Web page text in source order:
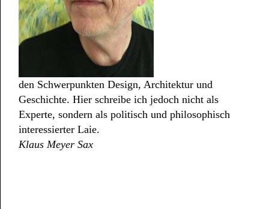
den Schwerpunkten Design, Architektur und
Geschichte. Hier schreibe ich jedoch nicht als
Experte, sondern als politisch und philosophisch
interessierter Laie.
Klaus Meyer Sax